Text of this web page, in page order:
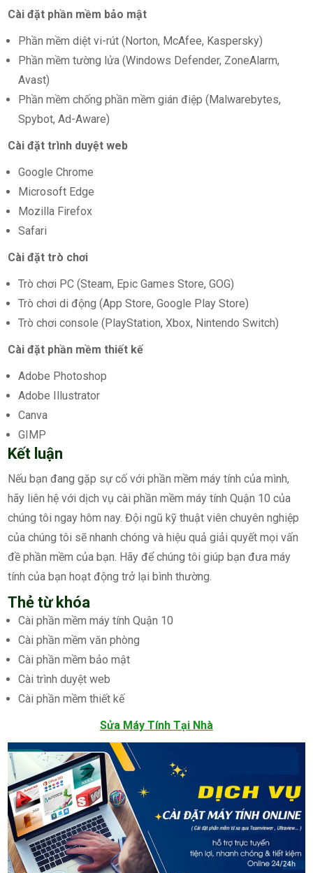
Cài đặt phần mềm bảo mật
Phần mềm diệt vi-rút (Norton, McAfee, Kaspersky)
Phần mềm tường lửa (Windows Defender, ZoneAlarm,
Avast)
Phần mềm chống phần mềm gián điệp (Malwarebytes,
Spybot, Ad-Aware)
Cài đặt trình duyệt web
Google Chrome
Microsoft Edge
Mozilla Firefox
Safari
Cài đặt trò chơi
Trò chơi PC (Steam, Epic Games Store, GOG)
Trò chơi di động (App Store, Google Play Store)
Trò chơi console (PlayStation, Xbox, Nintendo Switch)
Cài đặt phần mềm thiết kế
Adobe Photoshop
Adobe Illustrator
Canva
GIMP
Kết luận
Nếu bạn đang gặp sự cố với phần mềm máy tính của mình,
hãy liên hệ với dịch vụ cài phần mềm máy tính Quận 10 của
chúng tôi ngay hôm nay. Đội ngũ kỹ thuật viên chuyên nghiệp
của chúng tôi sẽ nhanh chóng và hiệu quả giải quyết mọi vấn
đề phần mềm của bạn. Hãy để chúng tôi giúp bạn đưa máy
tính của bạn hoạt động trở lại bình thường.
Thẻ từ khóa
Cài phần mềm máy tính Quận 10
Cài phần mềm văn phòng
Cài phần mềm bảo mật
Cài trình duyệt web
Cài phần mềm thiết kế
Sửa Máy Tính Tại Nhà